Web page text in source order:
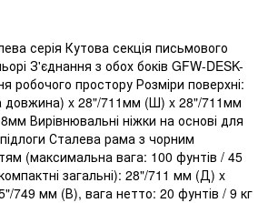
серія Кутова секція письмового
З'єднання з обох боків GFW-DESK-
робочого простору Розміри поверхні:
довжина) x 28"/711мм (Ш) x 28"/711мм
Вирівнювальні ніжки на основі для
Сталева рама з чорним
(максимальна вага: 100 фунтів / 45
загальні): 28"/711 мм (Д) x
749 мм (В), вага нетто: 20 фунтів / 9 кг